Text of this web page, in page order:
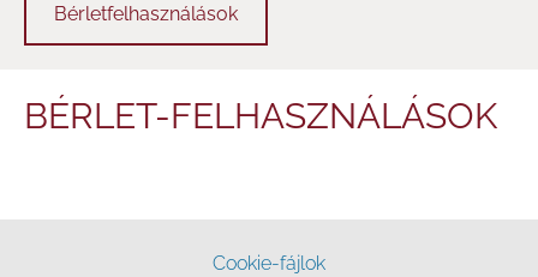
Bérletfelhasználások
BÉRLET-FELHASZNÁLÁSOK
Cookie-fájlok